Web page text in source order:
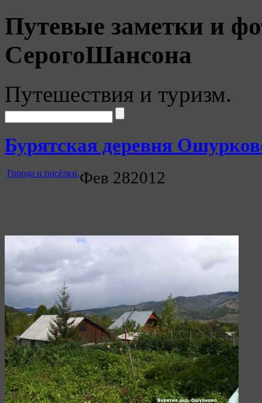
Путевые заметки и
СерогоШансона
Путешествия и туризм.
Бурятская деревня
Города и посёлки.Фев 282012